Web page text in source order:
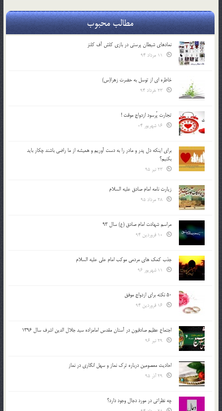
مطالب محبوب
نمادهای شیطان پرستی در بازی کلش آف کلنز
خاطره ای از توسل به حضرت زهرا(س)
تجارت پُرسود ازدواج موقت !
براي اينكه دل پدر و مادر را به دست آوريم و هميشه از ما راضي باشند چكار بايد
بكنيم؟
زیارت نامه امام صادق علیه السلام
مراسم شهادت امام صادق (ع) سال 93
جذب کمک های مردمی موکب امام علی علیه السلام
50 نکته برای ازدواج موفق
اجتماع عظیم صادقیون در آستان مقدس امامزاده سید جلال الدین اشرف سال 1396
احادیث معصومین درباره ترک نماز و سهل انگاری در نماز
چه نظراتی در مورد دجال وجود دارد؟